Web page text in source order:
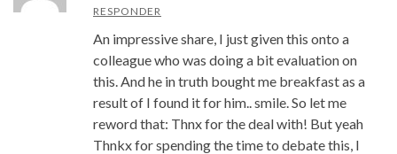
RESPONDER
An impressive share, I just given this onto a
colleague who was doing a bit evaluation on
this. And he in truth bought me breakfast as a
result of I found it for him.. smile. So let me
reword that: Thnx for the deal with! But yeah
Thnkx for spending the time to debate this, I